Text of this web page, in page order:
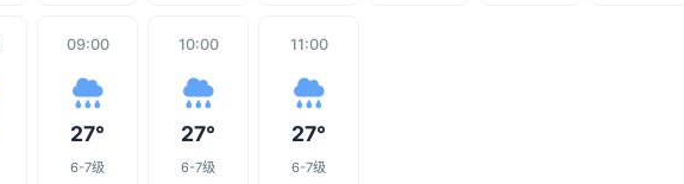
09:00
27°
6-7级
10:00
27°
6-7级
11:00
27°
6-7级